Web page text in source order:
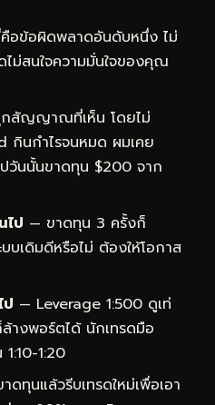
อข้อผิดพลาดอันดับหนึ่ง ไม่
ม่สนใจความมั่นใจของคุณ
กสัญญาณที่เห็น โดยไม่
นกำไรจนหมด ผมเคย
วันนั้นขาดทุน $200 จาก
ไป — ขาดทุน 3 ครั้งก็
บบเดิมดีหรือไม่ ต้องให้โอกาส
ป — Leverage 1:500 ดูเท่
างพอร์ตได้ นักเทรดมือ
1:20
ดทุนแล้วรีบเทรดใหม่เพื่อเอา